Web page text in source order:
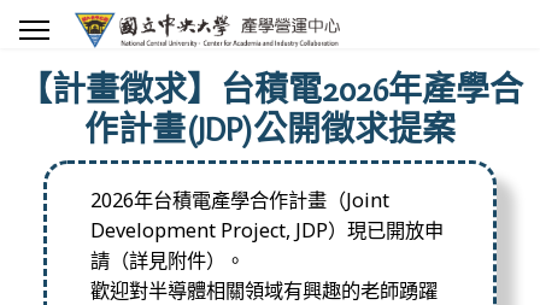
【計畫徵求】台積電2026年產學合
作計畫(JDP)公開徵求提案
2026年台積電產學合作計畫（Joint
Development Project, JDP）現已開放申
請（詳見附件）。
歡迎對半導體相關領域有興趣的老師踴躍